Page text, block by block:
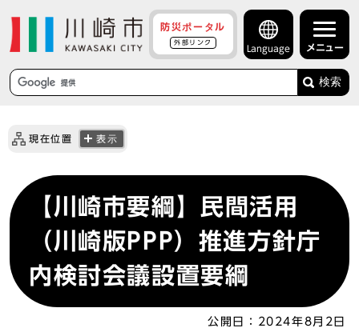
防災ポータル
外部リンク
Language メニュー
検索
現在位置 表示
【川崎市要綱】民間活用
（川崎版PPP）推進方針庁
内検討会議設置要綱
公開日：
2024年8月2日